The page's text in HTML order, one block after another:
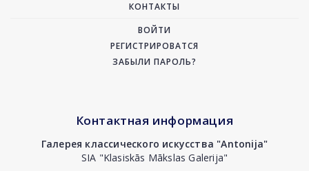
КОНТАКТЫ
ВОЙТИ
РЕГИСТРИРОВАТСЯ
ЗАБЫЛИ ПАРОЛЬ?
Контактная информация
Галерея классического искусства "Antonija"
SIA "Klasiskās Mākslas Galerija"